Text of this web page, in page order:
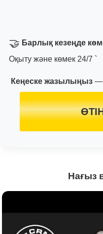
🤝 Барлық кезеңде
Оқыту және көмек 24/7 `
Кеңеске жазылыңыз —
Нағыз